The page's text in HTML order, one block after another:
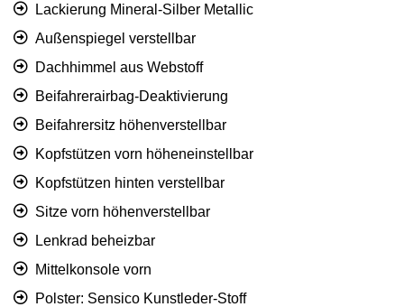
Lackierung Mineral-Silber Metallic
Außenspiegel verstellbar
Dachhimmel aus Webstoff
Beifahrerairbag-Deaktivierung
Beifahrersitz höhenverstellbar
Kopfstützen vorn höheneinstellbar
Kopfstützen hinten verstellbar
Sitze vorn höhenverstellbar
Lenkrad beheizbar
Mittelkonsole vorn
Polster: Sensico Kunstleder-Stoff